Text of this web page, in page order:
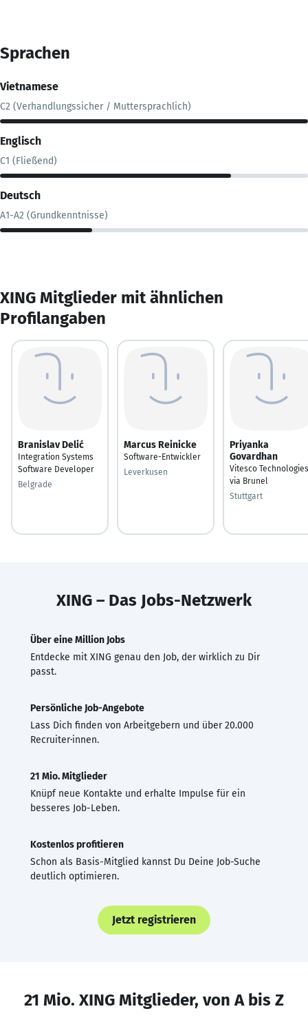
Sprachen
Vietnamese
C2 (Verhandlungssicher / Muttersprachlich)
Englisch
C1 (Fließend)
Deutsch
A1-A2 (Grundkenntnisse)
XING Mitglieder mit ähnlichen
Profilangaben
Branislav Delić
Integration Systems
Software Developer
Belgrade
Marcus Reinicke
Software-Entwickler
Leverkusen
Priyanka
Govardhan
Vitesco Technologies
via Brunel
Stuttgart
XING – Das Jobs-Netzwerk
Über eine Million Jobs
Entdecke mit XING genau den Job, der wirklich zu Dir
passt.
Persönliche Job-Angebote
Lass Dich finden von Arbeitgebern und über 20.000
Recruiter·innen.
21 Mio. Mitglieder
Knüpf neue Kontakte und erhalte Impulse für ein
besseres Job-Leben.
Kostenlos profitieren
Schon als Basis-Mitglied kannst Du Deine Job-Suche
deutlich optimieren.
Jetzt registrieren
21 Mio. XING Mitglieder, von A bis Z